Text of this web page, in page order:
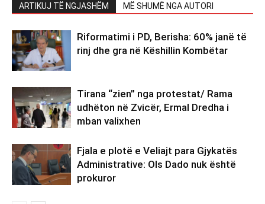
ARTIKUJ TË NGJASHËM MË SHUMË NGA AUTORI
Riformatimi i PD, Berisha: 60% janë të
rinj dhe gra në Këshillin Kombëtar
Tirana “zien” nga protestat/ Rama
udhëton në Zvicër, Ermal Dredha i
mban valixhen
Fjala e plotë e Veliajt para Gjykatës
Administrative: Ols Dado nuk është
prokuror